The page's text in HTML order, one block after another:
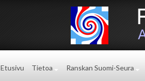
Etusivu Tietoa Ranskan Suomi-Seura